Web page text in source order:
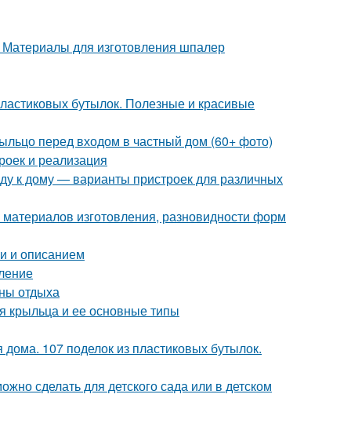
для изготовления шпалер
бутылок. Полезные и красивые
перед входом в частный дом (60+ фото)
и реализация
к дому — варианты пристроек для различных
изготовления, разновидности форм
и описанием
отдыха
крыльца и ее основные типы
107 поделок из пластиковых бутылок.
сделать для детского сада или в детском